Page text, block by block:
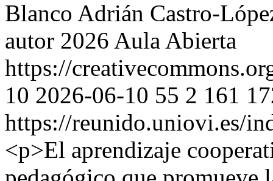
Blanco Adrián Castro-
autor 2026 Aula Abierta
https://
10 2026-06-10 55 2 161
https://reunido.uniovi.es/
<p>El aprendizaje